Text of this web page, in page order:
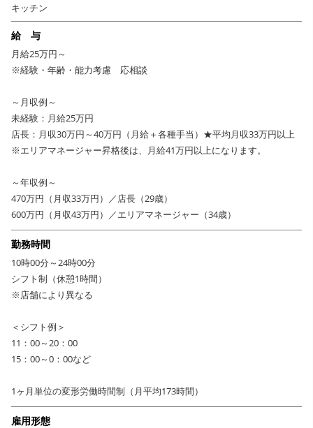
上の★を獲得するとサービスのスペシャリストとして認定されます。
その他、包丁の研ぎ方や肉の切り方など詳しい指導を受けることができる
「ミートアカデミー」、飲食店の運営方法など専門的に学ぶことができる
キッチン
給 与
月給25万円～
※経験・年齢・能力考慮 応相談
～月収例～
未経験：月給25万円
店長：月収30万円～40万円（月給＋各種手当）★平均月収33万円以上
※エリアマネージャー昇格後は、月給41万円以上になります。
～年収例～
470万円（月収33万円）／店長（29歳）
600万円（月収43万円）／エリアマネージャー（34歳）
勤務時間
10時00分～24時00分
シフト制（休憩1時間）
※店舗により異なる
＜シフト例＞
11：00～20：00
15：00～0：00など
1ヶ月単位の変形労働時間制（月平均173時間）
雇用形態